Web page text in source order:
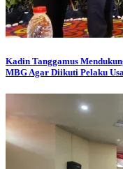
Kadin Tanggamus
MBG Agar Diikuti Pelaku